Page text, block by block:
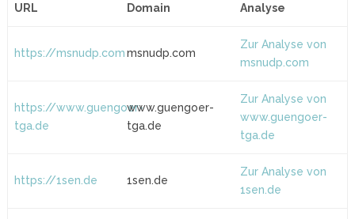
URL Domain Analyse
https://msnudp.commsnudp.com
Zur Analyse von
msnudp.com
https://www.guengoer-
tga.de
www.guengoer-
tga.de
Zur Analyse von
www.guengoer-
tga.de
https://1sen.de 1sen.de
Zur Analyse von
1sen.de